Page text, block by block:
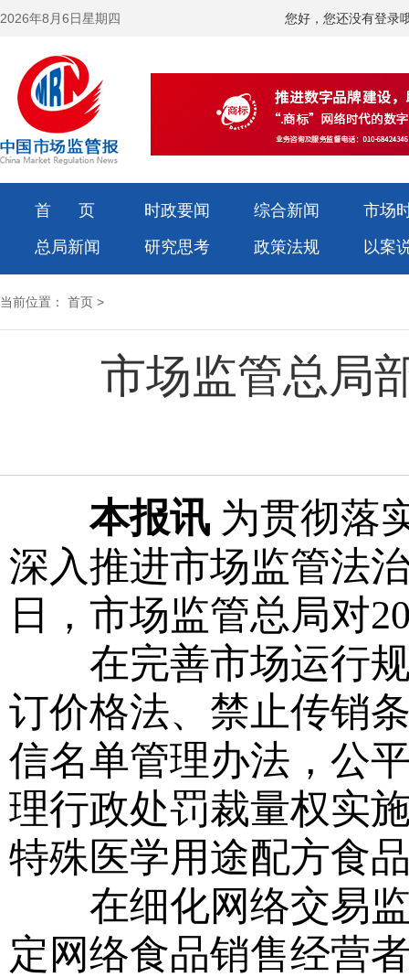
2026年8月6日星期四 您好，您还没有登录
首 页 时政要闻 综合新闻
市场
总局新闻
研究思考 政策法规 以案
当前位置： 首页 >
市场监管总局
本报讯 为贯彻落
深入推进市场监管法
日，市场监管总局对
在完善市场运行规
订价格法、禁止传销
信名单管理办法，公
理行政处罚裁量权实
特殊医学用途配方食
在细化网络交易监
定网络食品销售经营